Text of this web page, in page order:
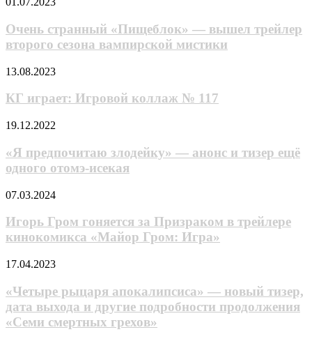
P.I.
Hire
«Пищеблок»
—
вышел
второго
вампирской
Очень странный «Пищеблок» — вышел трейлер
второго сезона вампирской мистики
КГ
Игровой
№
13.08.2023
КГ играет: Игровой коллаж № 117
«Я
злодейку»
—
анонс
тизер
одного
отомэ-
19.12.2022
«Я предпочитаю злодейку» — анонс и тизер ещё
одного отомэ-исекая
Игорь
гоняется
Призраком
трейлере
«Майор
Гром:
Игра»
07.03.2024
Игорь Гром гоняется за Призраком в трейлере
кинокомикса «Майор Гром: Игра»
«Четыре
апокалипсиса»
—
новый
тизер,
17.04.2023
«Четыре рыцаря апокалипсиса» — новый тизер,
дата выхода и другие подробности продолжения
«Семи смертных грехов»